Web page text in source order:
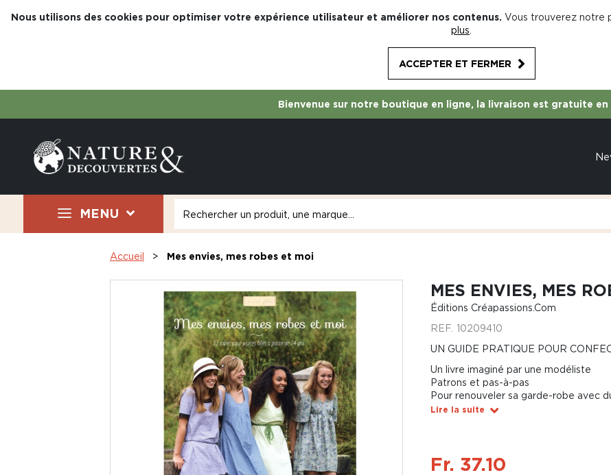
Nous utilisons des cookies pour optimiser votre expérience utilisateur et améliorer nos contenus. Vous trouverez notre
plus
ACCEPTER ET FERMER
Bienvenue sur notre boutique en ligne, la livraison est gratuite en
MENU
Accueil Mes envies, mes robes et moi
MES ENVIES, MES
Éditions Créapassions.Com
REF. 10209410
UN GUIDE PRATIQUE POUR
Un livre imaginé par une modéliste
Patrons et pas-à-pas
Pour renouveler sa garde-robe avec
Lire la suite
Fr. 37.10